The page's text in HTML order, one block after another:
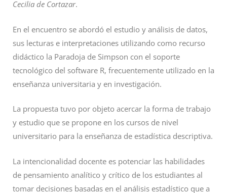
Cecilia de Cortazar.
En el encuentro se abordó el estudio y análisis de datos,
sus lecturas e interpretaciones utilizando como recurso
didáctico la Paradoja de Simpson con el soporte
tecnológico del software R, frecuentemente utilizado en la
enseñanza universitaria y en investigación.
La propuesta tuvo por objeto acercar la forma de trabajo
y estudio que se propone en los cursos de nivel
universitario para la enseñanza de estadística descriptiva.
La intencionalidad docente es potenciar las habilidades
de pensamiento analítico y crítico de los estudiantes al
tomar decisiones basadas en el análisis estadístico que a